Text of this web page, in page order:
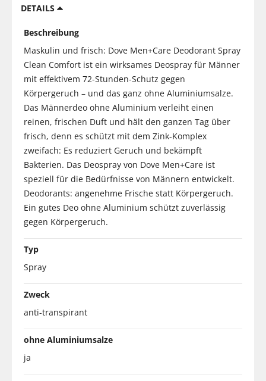
DETAILS
Beschreibung
Maskulin und frisch: Dove Men+Care Deodorant Spray
Clean Comfort ist ein wirksames Deospray für Männer
mit effektivem 72-Stunden-Schutz gegen
Körpergeruch – und das ganz ohne Aluminiumsalze.
Das Männerdeo ohne Aluminium verleiht einen
reinen, frischen Duft und hält den ganzen Tag über
frisch, denn es schützt mit dem Zink-Komplex
zweifach: Es reduziert Geruch und bekämpft
Bakterien. Das Deospray von Dove Men+Care ist
speziell für die Bedürfnisse von Männern entwickelt.
Deodorants: angenehme Frische statt Körpergeruch.
Ein gutes Deo ohne Aluminium schützt zuverlässig
gegen Körpergeruch.
Typ
Spray
Zweck
anti-transpirant
ohne Aluminiumsalze
ja